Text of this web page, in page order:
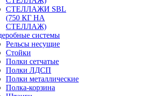
СТЕЛЛАЖИ SBL
(750 КГ НА
СТЕЛЛАЖ)
системы
Рельсы несущие
Стойки
Полки сетчатые
Полки ЛДСП
Полки металлические
Полка-корзина